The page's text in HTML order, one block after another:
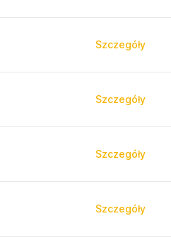
Szczegóły
Szczegóły
Szczegóły
Szczegóły